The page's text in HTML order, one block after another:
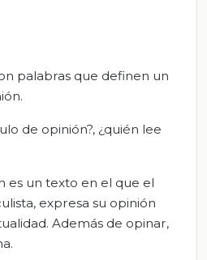
palabras que definen un
de opinión?, ¿quién lee
es un texto en el que el
expresa su opinión
Además de opinar,